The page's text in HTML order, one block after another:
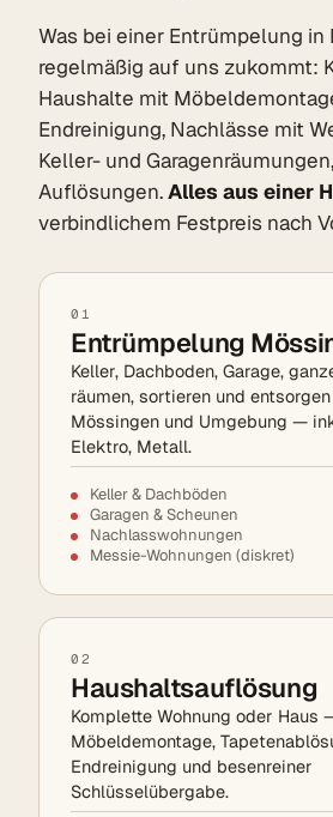
Was bei einer Entrümpelung in
regelmäßig auf uns zukommt:
Haushalte mit
Endreinigung, Nachlässe mit
Keller- und
Auflösungen.Alles aus einer
verbindlichem Festpreis nach
01
Entrümpelung
Keller, Dachboden, Garage,
räumen, sortieren und
Mössingen und Umgebung —
Elektro, Metall.
Keller & Dachböden
Garagen & Scheunen
Nachlasswohnungen
Messie-Wohnungen (diskret)
02
Haushaltsauflösung
Komplette Wohnung oder Haus
Möbeldemontage,
Endreinigung und besenreiner
Schlüsselübergabe.